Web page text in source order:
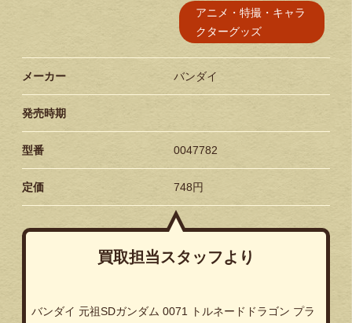
アニメ・特撮・キャラ
クターグッズ
メーカー バンダイ
発売時期
型番 0047782
定価 748円
買取担当スタッフより
バンダイ 元祖SDガンダム 0071 トルネードドラゴン プラ